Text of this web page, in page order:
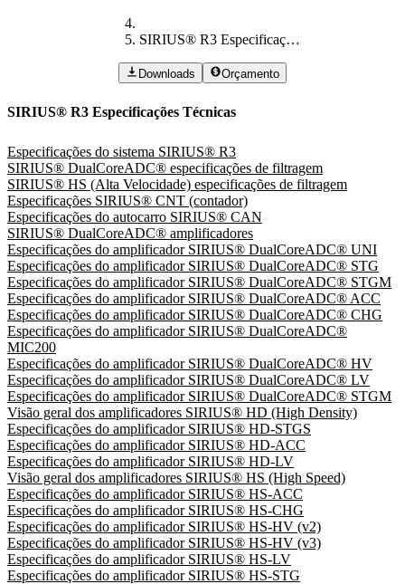
SIRIUS® R3 Especificações Técnicas
Downloads Orçamento
SIRIUS® R3 Especificações Técnicas
Especificações do sistema SIRIUS® R3
SIRIUS® DualCoreADC® especificações de filtragem
SIRIUS® HS (Alta Velocidade) especificações de filtragem
Especificações SIRIUS® CNT (contador)
Especificações do autocarro SIRIUS® CAN
SIRIUS® DualCoreADC® amplificadores
Especificações do amplificador SIRIUS® DualCoreADC® UNI
Especificações do amplificador SIRIUS® DualCoreADC® STG
Especificações do amplificador SIRIUS® DualCoreADC® STGM
Especificações do amplificador SIRIUS® DualCoreADC® ACC
Especificações do amplificador SIRIUS® DualCoreADC® CHG
Especificações do amplificador SIRIUS® DualCoreADC®
MIC200
Especificações do amplificador SIRIUS® DualCoreADC® HV
Especificações do amplificador SIRIUS® DualCoreADC® LV
Especificações do amplificador SIRIUS® DualCoreADC® STGM
Visão geral dos amplificadores SIRIUS® HD (High Density)
Especificações do amplificador SIRIUS® HD-STGS
Especificações do amplificador SIRIUS® HD-ACC
Especificações do amplificador SIRIUS® HD-LV
Visão geral dos amplificadores SIRIUS® HS (High Speed)
Especificações do amplificador SIRIUS® HS-ACC
Especificações do amplificador SIRIUS® HS-CHG
Especificações do amplificador SIRIUS® HS-HV (v2)
Especificações do amplificador SIRIUS® HS-HV (v3)
Especificações do amplificador SIRIUS® HS-LV
Especificações do amplificador SIRIUS® HS-STG